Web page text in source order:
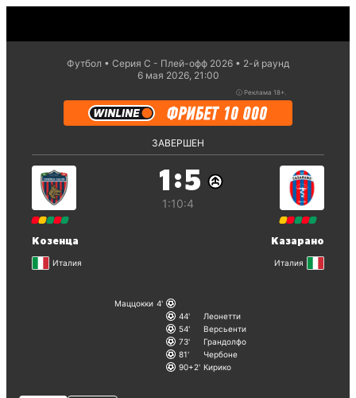
Футбол Серия С - Плей-офф 2026
2-й раунд
6 мая 2026, 21:00
ⓘ Реклама 18+.
ЗАВЕРШЕН
Козенца
Италия
1 :5
1:10:4
Казарано
Италия
Маццокки 4
44
Леонетти
54
Версьенти
73
Грандолфо
81
Чербоне
90+2 Кирико